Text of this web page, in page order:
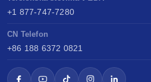
+1 877-747-7280
CN Telefon
+86 188 6372 0821